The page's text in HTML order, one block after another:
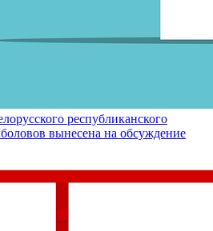
республиканского
вынесена на обсуждение